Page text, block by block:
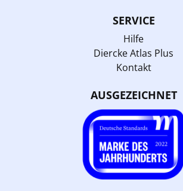
SERVICE
Hilfe
Diercke Atlas Plus
Kontakt
AUSGEZEICHNET